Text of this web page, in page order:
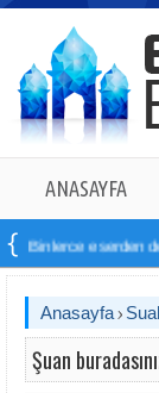
ANASAYFA
eserden
Anasayfa
Şuan